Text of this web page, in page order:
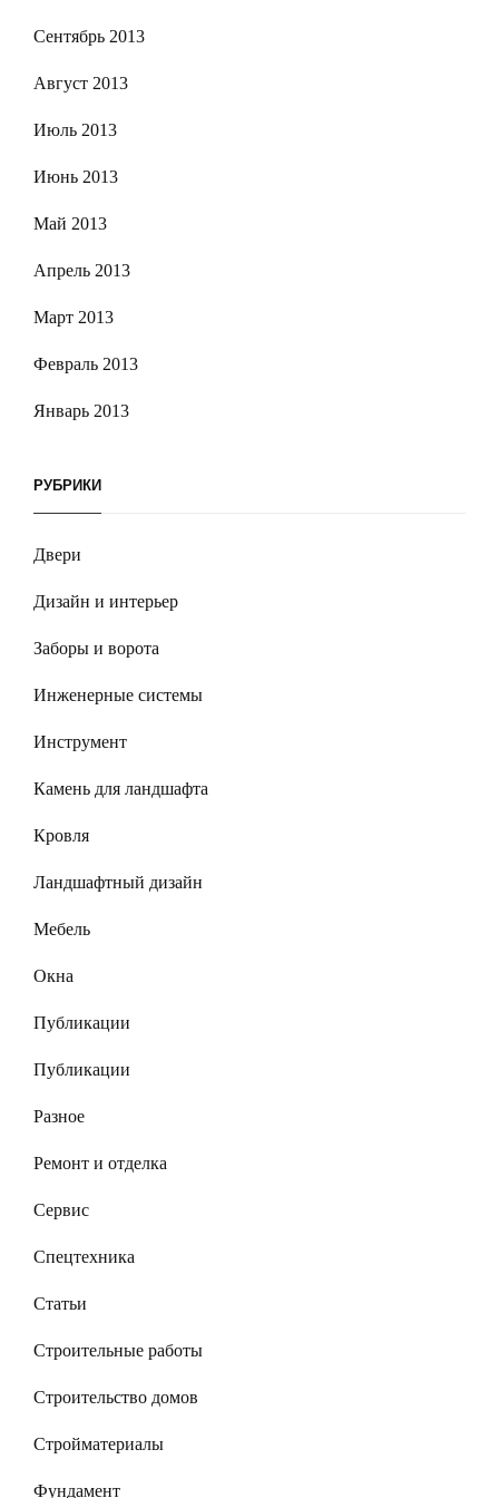
Сентябрь 2013
Август 2013
Июль 2013
Июнь 2013
Май 2013
Апрель 2013
Март 2013
Февраль 2013
Январь 2013
РУБРИКИ
Двери
Дизайн и интерьер
Заборы и ворота
Инженерные системы
Инструмент
Камень для ландшафта
Кровля
Ландшафтный дизайн
Мебель
Окна
Публикации
Публикации
Разное
Ремонт и отделка
Сервис
Спецтехника
Статьи
Строительные работы
Строительство домов
Стройматериалы
Фундамент